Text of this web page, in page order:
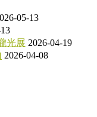
05-13
光展 2026-04-19
2026-04-08